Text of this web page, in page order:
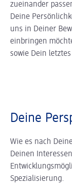
zueinander
Deine
uns in Deiner
einbringen
sowie Dein
Deine
Wie es nach
Deinen
Spezialisierung.